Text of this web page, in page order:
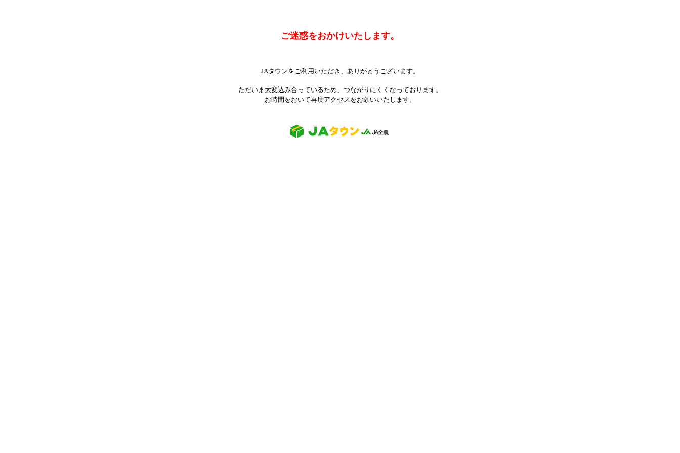
ご迷惑をおかけいたします。
JAタウンをご利用いただき、ありがとうございます。
ただいま大変込み合っているため、つながりにくくなっております。
お時間をおいて再度アクセスをお願いいたします。